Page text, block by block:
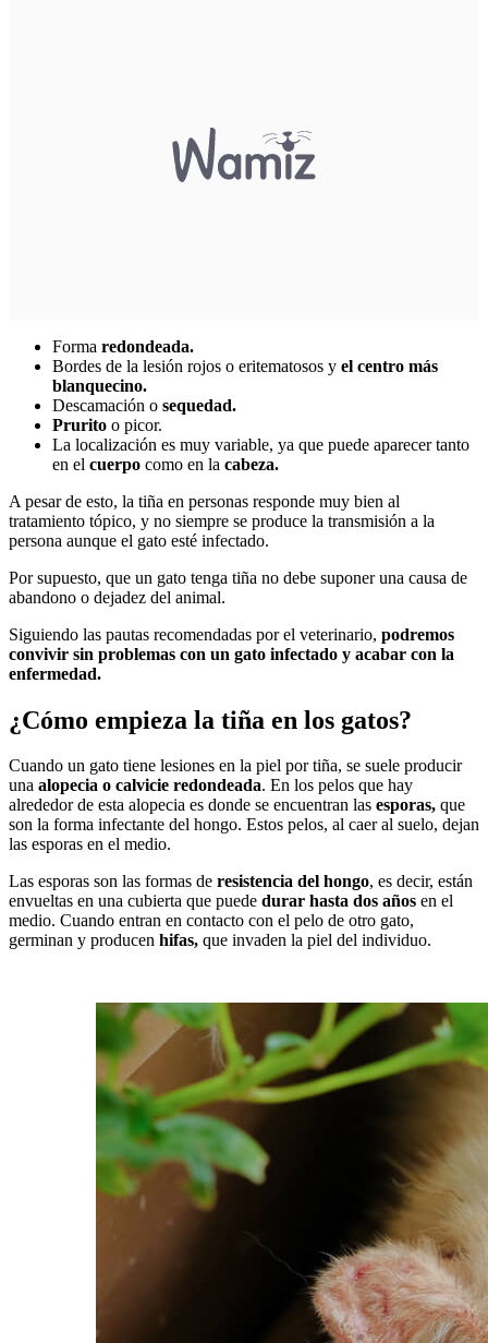
Forma redondeada.
Bordes de la lesión rojos o eritematosos y el centro más
blanquecino.
Descamación o sequedad.
Prurito o picor.
La localización es muy variable, ya que puede aparecer tanto
en el cuerpo como en la cabeza.
A pesar de esto, la tiña en personas responde muy bien al
tratamiento tópico, y no siempre se produce la transmisión a la
persona aunque el gato esté infectado.
Por supuesto, que un gato tenga tiña no debe suponer una causa de
abandono o dejadez del animal.
Siguiendo las pautas recomendadas por el veterinario, podremos
convivir sin problemas con un gato infectado y acabar con la
enfermedad.
¿Cómo empieza la tiña en los gatos?
Cuando un gato tiene lesiones en la piel por tiña, se suele producir
una alopecia o calvicie redondeada. En los pelos que hay
alrededor de esta alopecia es donde se encuentran las esporas, que
son la forma infectante del hongo. Estos pelos, al caer al suelo, dejan
las esporas en el medio.
Las esporas son las formas de resistencia del hongo, es decir, están
envueltas en una cubierta que puede durar hasta dos años en el
medio. Cuando entran en contacto con el pelo de otro gato,
germinan y producen hifas, que invaden la piel del individuo.